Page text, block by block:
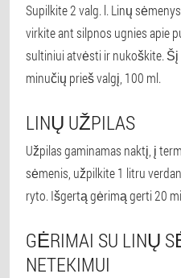
Supilkite 2 valg. l. Linų
virkite ant silpnos ugnies apie
sultiniui atvėsti ir nukoškite.
minučių prieš valgį, 100 ml.
LINŲ UŽPILAS
Užpilas gaminamas naktį, į
sėmenis, užpilkite 1 litru
ryto. Išgertą gėrimą gerti 20
GĖRIMAI SU LINŲ
NETEKIMUI